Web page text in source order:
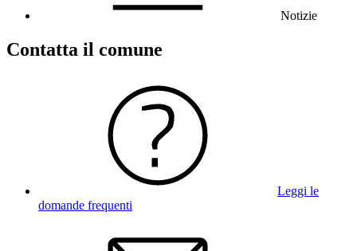
Notizie
Contatta il comune
Leggi le
domande frequenti